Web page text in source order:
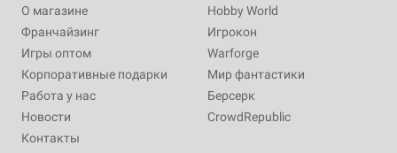
О магазине
Франчайзинг
Игры оптом
Корпоративные подарки
Работа у нас
Новости
Контакты
Hobby World
Игрокон
Warforge
Мир фантастики
Берсерк
CrowdRepublic